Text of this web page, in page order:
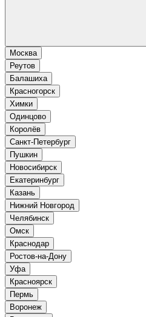
Москва
Реутов
Балашиха
Красногорск
Химки
Одинцово
Королёв
Санкт-Петербург
Пушкин
Новосибирск
Екатеринбург
Казань
Нижний Новгород
Челябинск
Омск
Краснодар
Ростов-на-Дону
Уфа
Красноярск
Пермь
Воронеж